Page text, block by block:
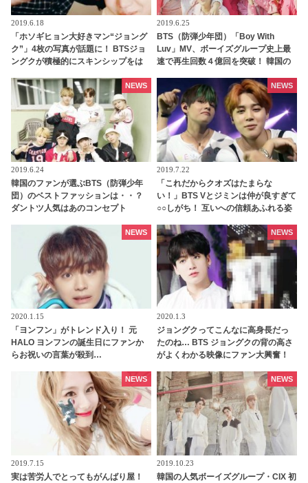
2019.6.18
「ホソギヒョン大好きマン“ジョング
ク”」4枚の写真が話題に！ BTSジョ
ングクが積極的にスキンシップをは
2019.6.25
BTS（防弾少年団）「Boy With
Luv」MV、ボーイズグループ史上最
速で再生回数４億回を突破！ 韓国の
2019.6.24
韓国のファンが選ぶBTS（防弾少年
団）のベストファッションは・・？
ダントツ人気はあのコンセプト
NEWS
2019.7.22
「これだからクオズはたまらな
い！」BTS Vとジミンは仲が良すぎて
○○しがち！ 互いへの信頼あふれる姿
できない2人だけの世界がある」
NEWS
2020.1.15
「ヨンフン」がトレンド入り！ 元
HALO ヨンフンの誕生日にファンか
らお祝いの言葉が殺到…
らたくさんの感謝の言葉も
NEWS
2020.1.3
ジョングクってこんなに高身長だっ
たのね… BTS ジョングクの背の高さ
がよくわかる映像にファン大興奮！
違いの高身長ぶりは胸キュン必至
NEWS
2019.7.15
実は苦労人でとってもがんばり屋！
NEWS
2019.10.23
韓国の人気ボーイズグループ・CIX 初
NEWS